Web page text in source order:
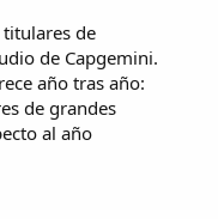
de
de Capgemini.
año tras año:
de grandes
al año